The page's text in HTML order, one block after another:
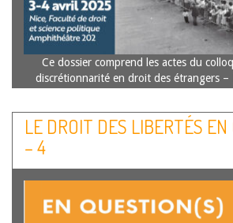
Ce dossier comprend les actes du
discrétionnarité en droit des étrangers –
3 et 4 avril 2025 à l’initiative deux
suite
LE DROIT DES LIBERTÉS
– 4